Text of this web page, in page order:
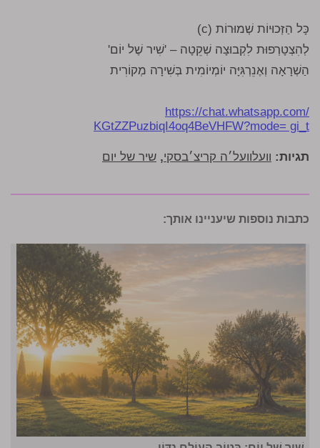
כָּל הַזְּכוּיוֹת שְׁמוּרוֹת (c)
לְהִצְטָרְפוּת לִקְבוּצָה שְׁקֵטָה – 'שִׁיר שֶׁל יוֹם'
הַשְׁרָאָה וְאֶנֵרְגִּיָּה יוֹמְיוֹמִית בְּשִׁירָה מְקוֹרִית
https://chat.whatsapp.com/
KGtZZPuzbiqI4oq4BeVHFW?mode= gi_t
תגיות: וועלוועל׳ה קריצ׳בסקי, שיר של יום
כתבות נוספות שיעניינו אותך: